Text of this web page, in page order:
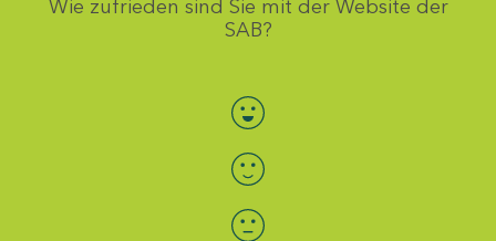
Wie zufrieden sind Sie mit der Website der
SAB?
Bewertung auswählen